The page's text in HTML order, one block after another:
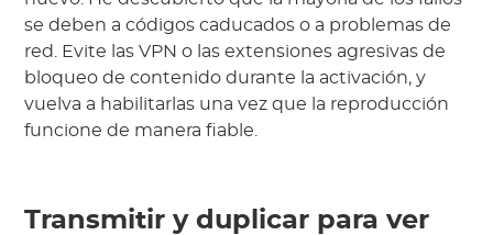
se deben a códigos caducados o a problemas de
red. Evite las VPN o las extensiones agresivas de
bloqueo de contenido durante la activación, y
vuelva a habilitarlas una vez que la reproducción
funcione de manera fiable.
Transmitir y duplicar para ver